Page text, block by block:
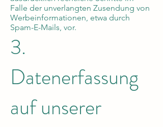
Falle der unverlangten Zusendung von
Werbeinformationen, etwa durch
Spam-E-Mails, vor.
3.
Datenerfassung
auf unserer